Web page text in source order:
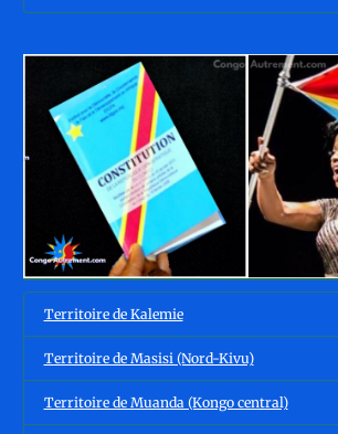
Territoire de Kalemie
Territoire de Masisi (Nord-Kivu)
Territoire de Muanda (Kongo central)